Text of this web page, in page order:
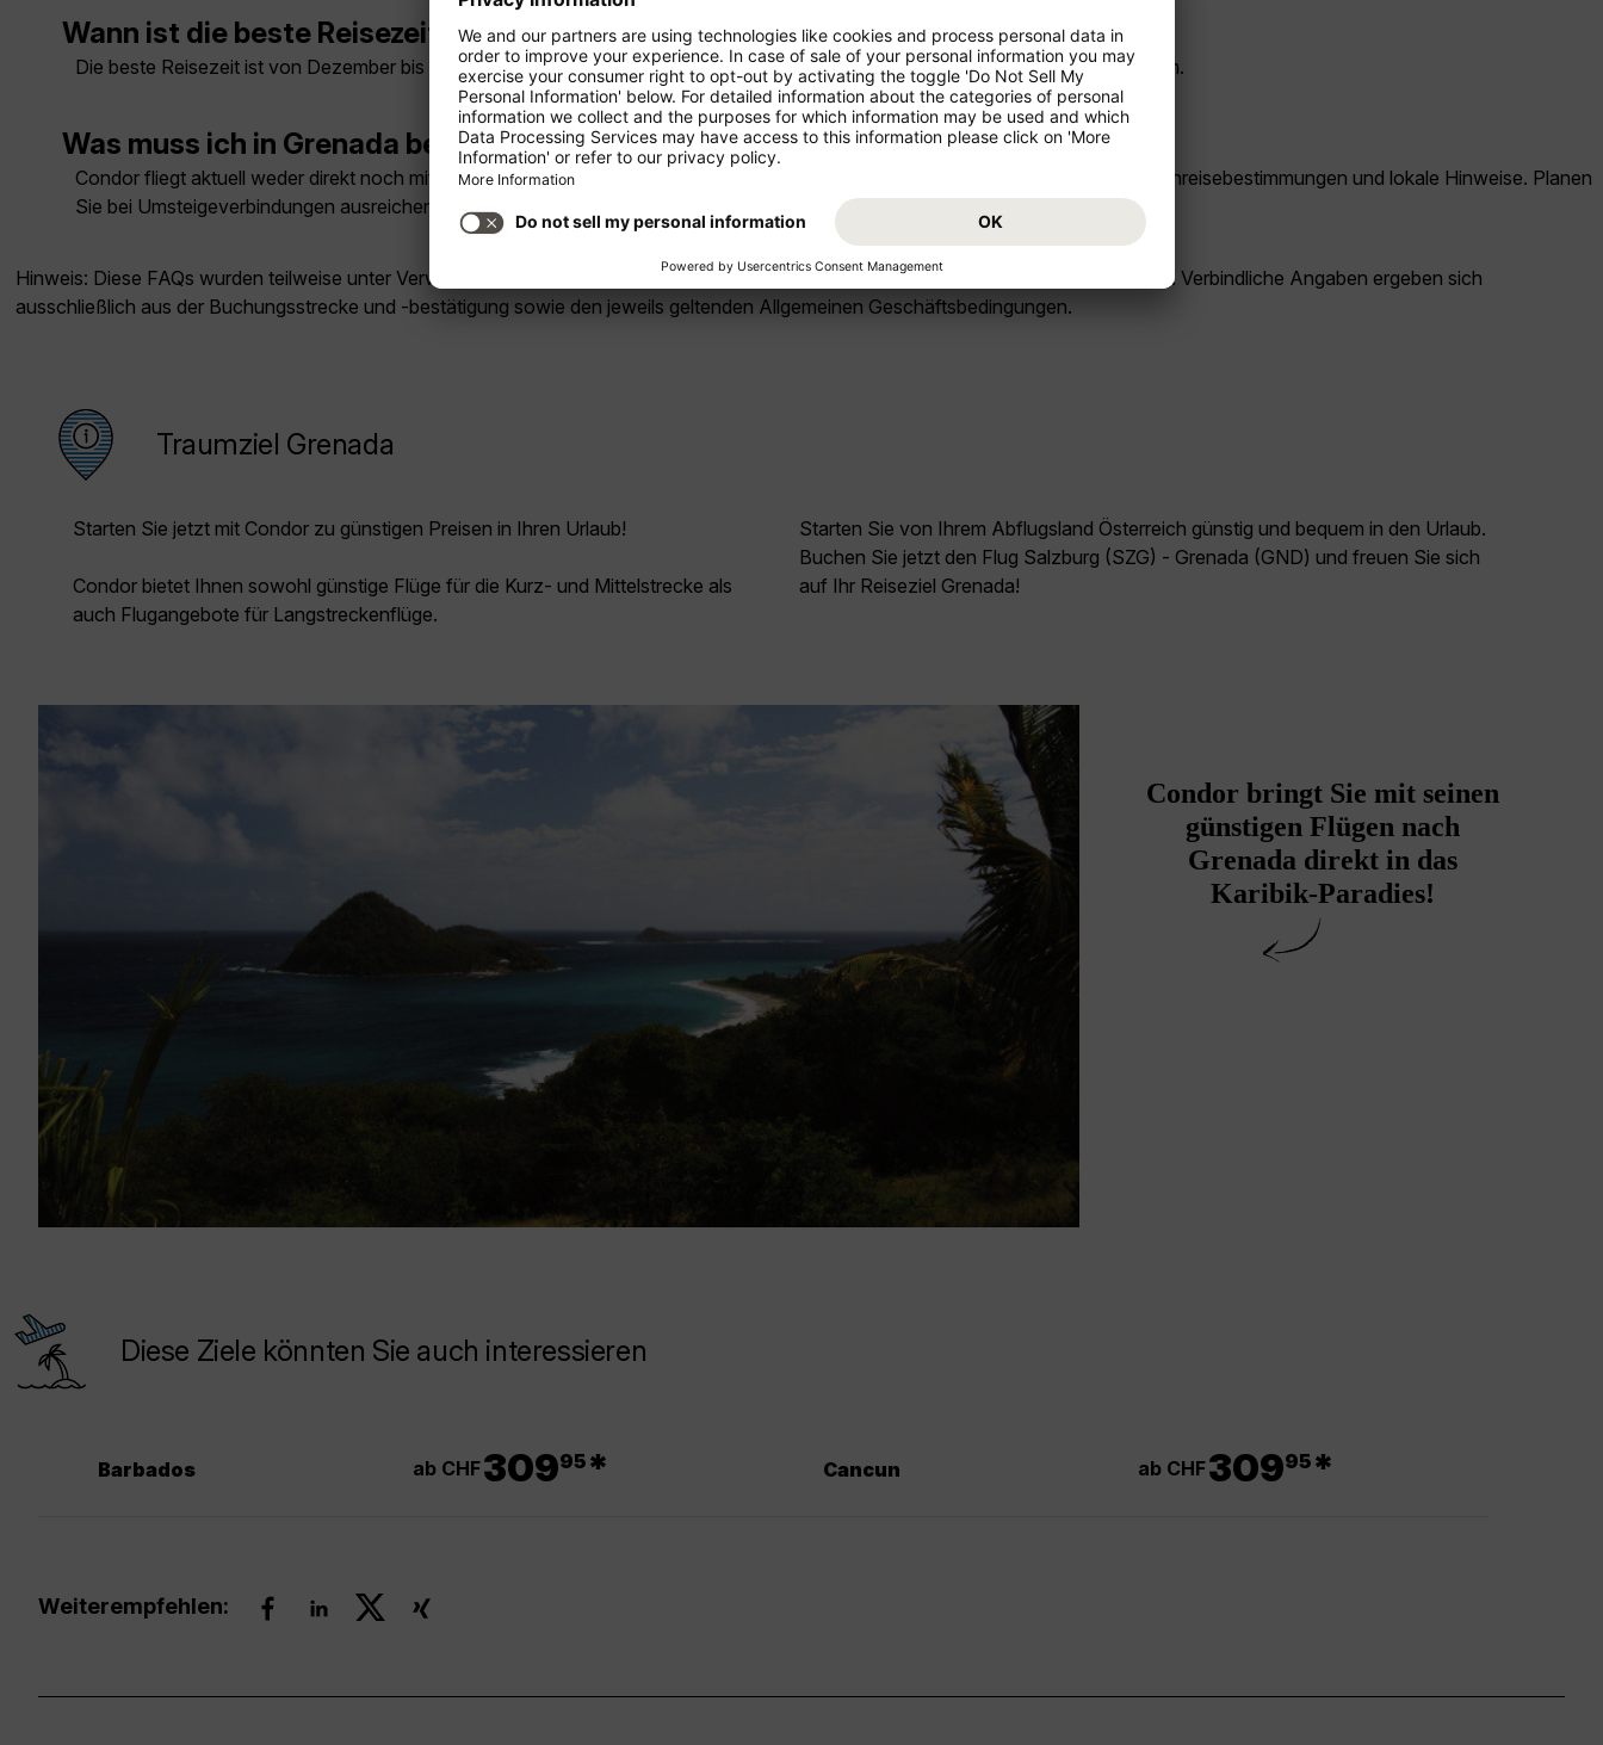
Wann ist die beste Reisezeit für Grenada?
Die beste Reisezeit ist von Dezember bis April, während der Trockenzeit. In dieser Zeit ist das Wetter sonnig und angenehm warm.
Was muss ich in Grenada beachten?
Condor fliegt aktuell weder direkt noch mit Umstieg nach Grenada. Prüfen Sie vor der Reise passende Alternativverbindungen, Einreisebestimmungen und lokale Hinweise. Planen
Sie bei Umsteigeverbindungen ausreichend Zeit ein.
Hinweis: Diese FAQs wurden teilweise unter Verwendung künstlicher Intelligenz erstellt und dienen ausschließlich Informationszwecken. Verbindliche Angaben ergeben sich
ausschließlich aus der Buchungsstrecke und -bestätigung sowie den jeweils geltenden Allgemeinen Geschäftsbedingungen.
Traumziel Grenada
Starten Sie jetzt mit Condor zu günstigen Preisen in Ihren Urlaub!
Condor bietet Ihnen sowohl günstige Flüge für die Kurz- und Mittelstrecke als
auch Flugangebote für Langstreckenflüge.
Starten Sie von Ihrem Abflugsland Österreich günstig und bequem in den Urlaub.
Buchen Sie jetzt den Flug Salzburg (SZG) - Grenada (GND) und freuen Sie sich
auf Ihr Reiseziel Grenada!
Condor bringt Sie mit seinen
günstigen Flügen nach
Grenada direkt in das
Karibik-Paradies!
Diese Ziele könnten Sie auch interessieren
Barbados ab CHF30995 * Cancun ab CHF30995 *
Weiterempfehlen: